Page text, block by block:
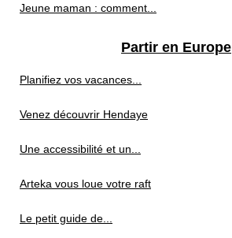
Jeune maman : comment...
Partir en Europe
Planifiez vos vacances...
Venez découvrir Hendaye
Une accessibilité et un...
Arteka vous loue votre raft
Le petit guide de...